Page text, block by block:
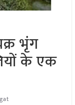
भृंग
के एक